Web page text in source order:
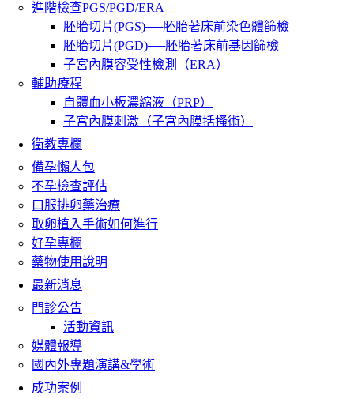
進階檢查PGS/PGD/ERA
胚胎切片(PGS)──胚胎著床前染色體篩檢
胚胎切片(PGD)──胚胎著床前基因篩檢
子宮內膜容受性檢測（ERA）
輔助療程
自體血小板濃縮液（PRP）
子宮內膜刺激（子宮內膜括搔術）
衛教專欄
備孕懶人包
不孕檢查評估
口服排卵藥治療
取卵植入手術如何進行
好孕專欄
藥物使用說明
最新消息
門診公告
活動資訊
媒體報導
國內外專題演講&學術
成功案例